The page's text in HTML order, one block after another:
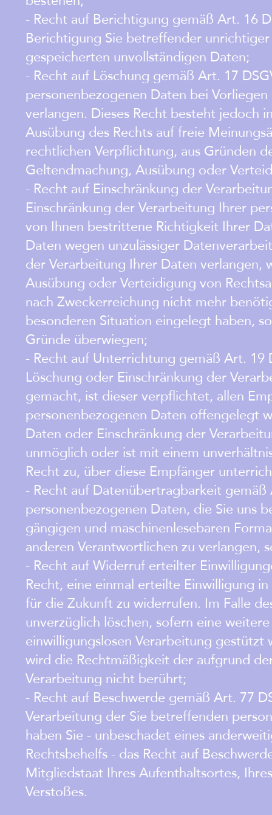
- Recht auf Berichtigung gemäß Art. 16
Berichtigung Sie betreffender
gespeicherten unvollständigen Daten;
- Recht auf Löschung gemäß Art. 17
personenbezogenen Daten bei
verlangen. Dieses Recht besteht jedoch
Ausübung des Rechts auf freie
rechtlichen Verpflichtung, aus Gründen
Geltendmachung, Ausübung oder
- Recht auf Einschränkung der
Einschränkung der Verarbeitung Ihrer
von Ihnen bestrittene Richtigkeit Ihrer
Daten wegen unzulässiger
der Verarbeitung Ihrer Daten verlangen,
Ausübung oder Verteidigung von
nach Zweckerreichung nicht mehr
besonderen Situation eingelegt haben,
Gründe überwiegen;
- Recht auf Unterrichtung gemäß Art. 19
Löschung oder Einschränkung der
gemacht, ist dieser verpflichtet, allen
personenbezogenen Daten offengelegt
Daten oder Einschränkung der
unmöglich oder ist mit einem
Recht zu, über diese Empfänger
- Recht auf Datenübertragbarkeit
personenbezogenen Daten, die Sie uns
gängigen und maschinenlesebaren
anderen Verantwortlichen zu verlangen,
- Recht auf Widerruf erteilter
Recht, eine einmal erteilte Einwilligung
für die Zukunft zu widerrufen. Im Falle
unverzüglich löschen, sofern eine
einwilligungslosen Verarbeitung
wird die Rechtmäßigkeit der aufgrund
Verarbeitung nicht berührt;
- Recht auf Beschwerde gemäß Art. 77
Verarbeitung der Sie betreffenden
haben Sie - unbeschadet eines
Rechtsbehelfs - das Recht auf
Mitgliedstaat Ihres Aufenthaltsortes,
Verstoßes.